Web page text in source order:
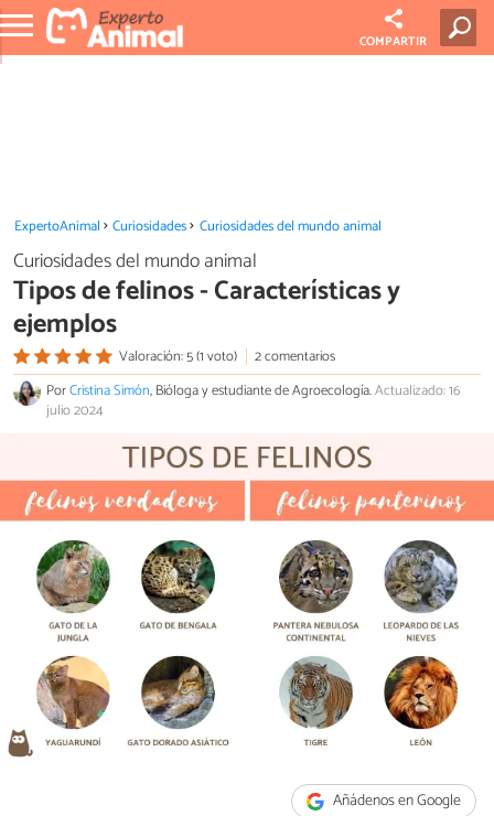
COMPARTIR
ExpertoAnimal Curiosidades Curiosidades del mundo animal
Curiosidades del mundo animal
Tipos de felinos - Características y
ejemplos
Valoración: 5 (1 voto)
2 comentarios
PorCristina Simón, Bióloga y estudiante de Agroecología.Actualizado: 16
julio 2024
Añádenos en Google